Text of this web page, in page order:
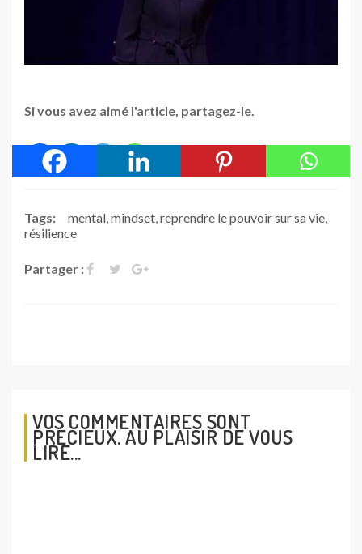
Si vous avez aimé l'article, partagez-le.
Tags: mental mindset reprendre le pouvoir sur sa vie
résilience
Partager :
VOS COMMENTAIRES SONT
PRÉCIEUX. AU PLAISIR DE VOUS
LIRE...